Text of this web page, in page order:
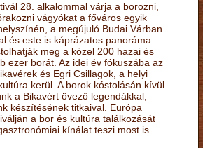
28. alkalommal várja a borozni,
vágyókat a főváros egyik
a megújuló Budai Várban.
és este is káprázatos panoráma
meg a közel 200 hazai és
ezer borát. Az idei év fókuszába az
és Egri Csillagok, a helyi
kerül. A borok kóstolásán kívül
a Bikavért övező legendákkal,
készítésének titkaival. Európa
a bor és kultúra találkozását
kínálat teszi most is